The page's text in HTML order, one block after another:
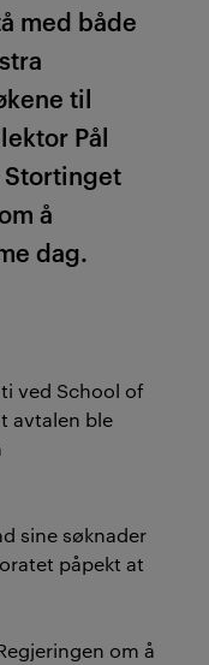
med både
til
Pål
Stortinget
å
dag.
ved School of
avtalen ble
sine søknader
påpekt at
om å